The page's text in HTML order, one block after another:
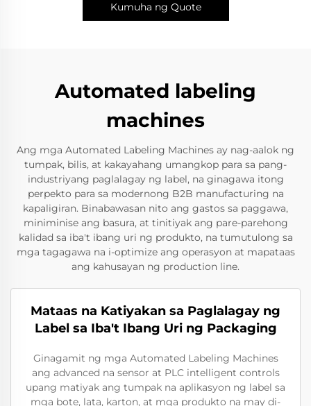
Kumuha ng Quote
Automated labeling
machines
Ang mga Automated Labeling Machines ay nag-aalok ng
tumpak, bilis, at kakayahang umangkop para sa pang-
industriyang paglalagay ng label, na ginagawa itong
perpekto para sa modernong B2B manufacturing na
kapaligiran. Binabawasan nito ang gastos sa paggawa,
miniminise ang basura, at tinitiyak ang pare-parehong
kalidad sa iba't ibang uri ng produkto, na tumutulong sa
mga tagagawa na i-optimize ang operasyon at mapataas
ang kahusayan ng production line.
Mataas na Katiyakan sa Paglalagay ng
Label sa Iba't Ibang Uri ng Packaging
Ginagamit ng mga Automated Labeling Machines
ang advanced na sensor at PLC intelligent controls
upang matiyak ang tumpak na aplikasyon ng label sa
mga bote, lata, karton, at mga produkto na may di-